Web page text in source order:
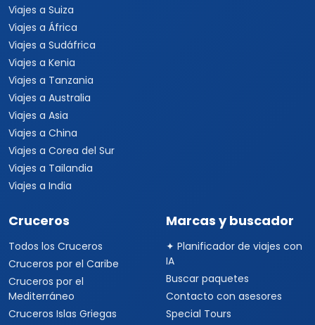
Viajes a Suiza
Viajes a África
Viajes a Sudáfrica
Viajes a Kenia
Viajes a Tanzania
Viajes a Australia
Viajes a Asia
Viajes a China
Viajes a Corea del Sur
Viajes a Tailandia
Viajes a India
Cruceros
Todos los Cruceros
Cruceros por el Caribe
Cruceros por el
Mediterráneo
Cruceros Islas Griegas
Marcas y buscador
✦ Planificador de viajes con
IA
Buscar paquetes
Contacto con asesores
Special Tours